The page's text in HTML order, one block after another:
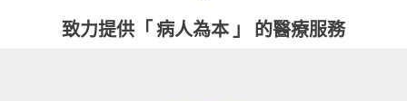
致力提供「 病人為本 」 的醫療服務